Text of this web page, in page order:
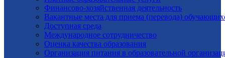
Финансово-хозяйственная деятельность
Вакантные места для приема (перевода)
Доступная среда
Международное сотрудничество
Оценка качества образования
Организация питания в образовательной